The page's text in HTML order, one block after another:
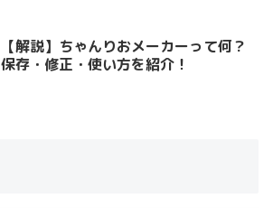
【解説】ちゃんりおメーカーって何？
保存・修正・使い方を紹介！